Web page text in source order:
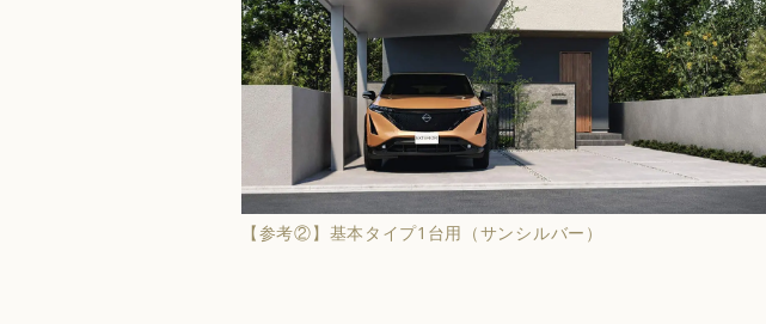
【参考②】基本タイプ1台用（サンシルバー）